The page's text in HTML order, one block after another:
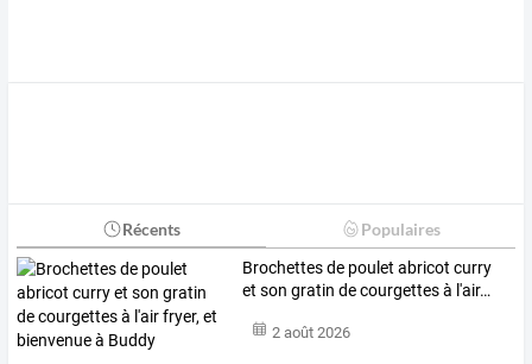
Récents Populaires
Brochettesde poulet abricot curry
et son gratin decourgettesà l'air…
2 août 2026